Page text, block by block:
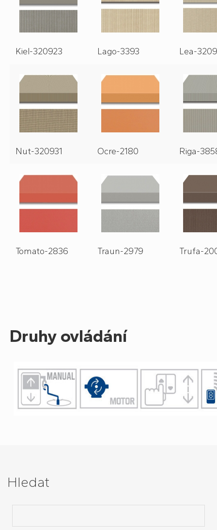
Kiel-320923 Lago-3393 Lea-
Nut-320931 Ocre-2180 Riga-
Tomato-2836 Traun-2979 Trufa-
Druhy ovládání
Hledat